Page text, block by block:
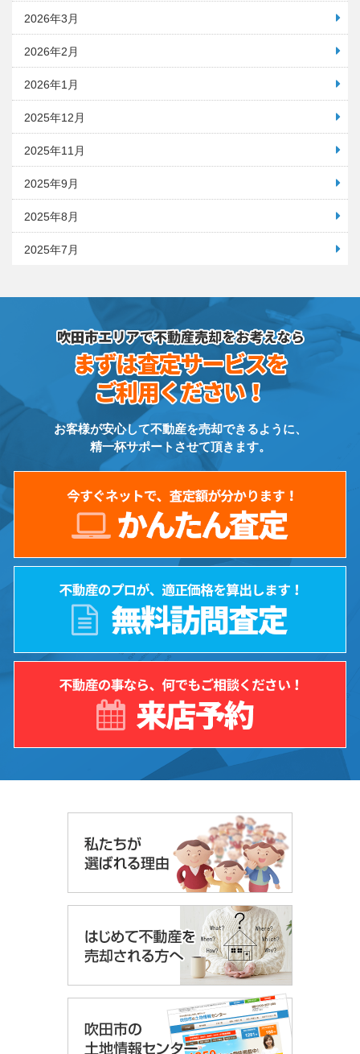
2026年3月
2026年2月
2026年1月
2025年12月
2025年11月
2025年9月
2025年8月
2025年7月
お客様が安心して不動産を売却できるように、
精一杯サポートさせて頂きます。